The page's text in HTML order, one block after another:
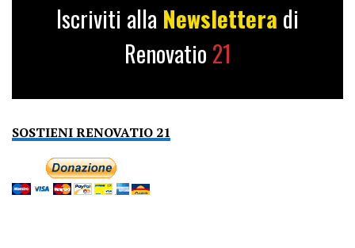
Iscriviti alla Newslettera di
Renovatio 21
SOSTIENI RENOVATIO 21